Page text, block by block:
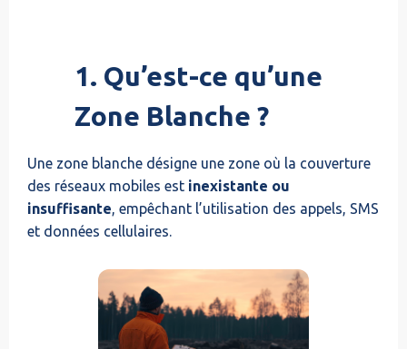
1. Qu’est-ce qu’une
Zone Blanche ?
Une zone blanche désigne une zone où la couverture
des réseaux mobiles est inexistante ou
insuffisante, empêchant l’utilisation des appels, SMS
et données cellulaires.